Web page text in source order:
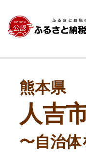
熊本県
人吉
〜自治